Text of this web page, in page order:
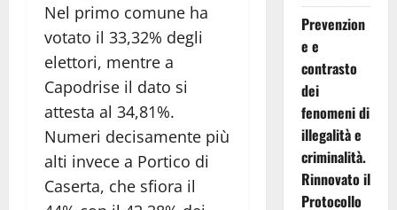
Nel primo comune ha
votato il 33,32% degli
elettori, mentre a
Capodrise il dato si
attesta al 34,81%.
Numeri decisamente più
alti invece a Portico di
Caserta, che sfiora il
Prevenzion
e e
contrasto
dei
fenomeni di
illegalità e
criminalità.
Rinnovato il
Protocollo